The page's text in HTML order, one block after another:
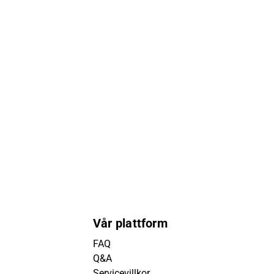
Vår plattform
FAQ
Q&A